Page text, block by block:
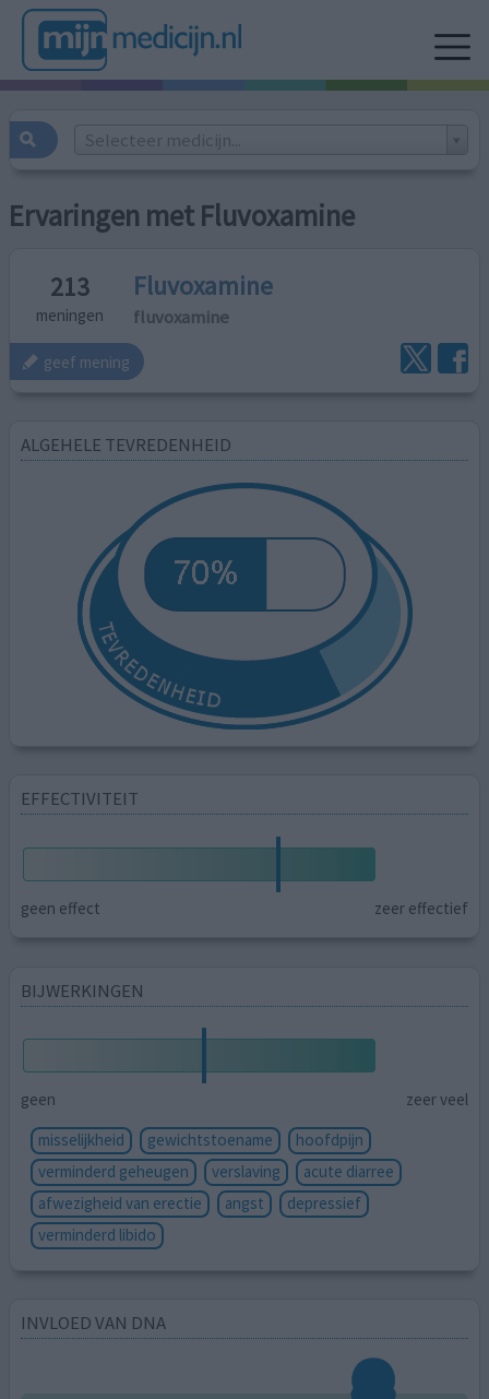
Selecteer medicijn...
Ervaringen met Fluvoxamine
213
meningen
Fluvoxamine
fluvoxamine
geef mening
ALGEHELE TEVREDENHEID
EFFECTIVITEIT
geen effect zeer effectief
BIJWERKINGEN
geen
zeer veel
misselijkheid
gewichtstoename
hoofdpijn
verminderd geheugen
verslaving
acute diarree
afwezigheid van erectie
angst
depressief
verminderd libido
INVLOED VAN DNA